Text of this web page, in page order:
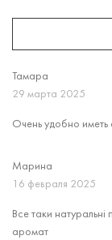
Тамара
29 марта 2025
Очень удобно иметь
Марина
16 февраля 2025
Все таки
аромат